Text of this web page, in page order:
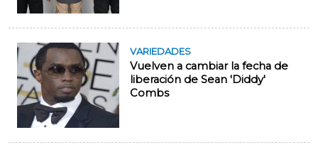
VARIEDADES
Vuelven a cambiar la fecha de
liberación de Sean 'Diddy'
Combs